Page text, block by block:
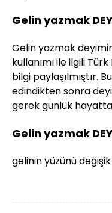
Gelin yazmak
Gelin yazmak
kullanımı ile ilgili
bilgi paylaşılmıştır.
edindikten sonra
gerek günlük
Gelin yazmak
gelinin yüzünü